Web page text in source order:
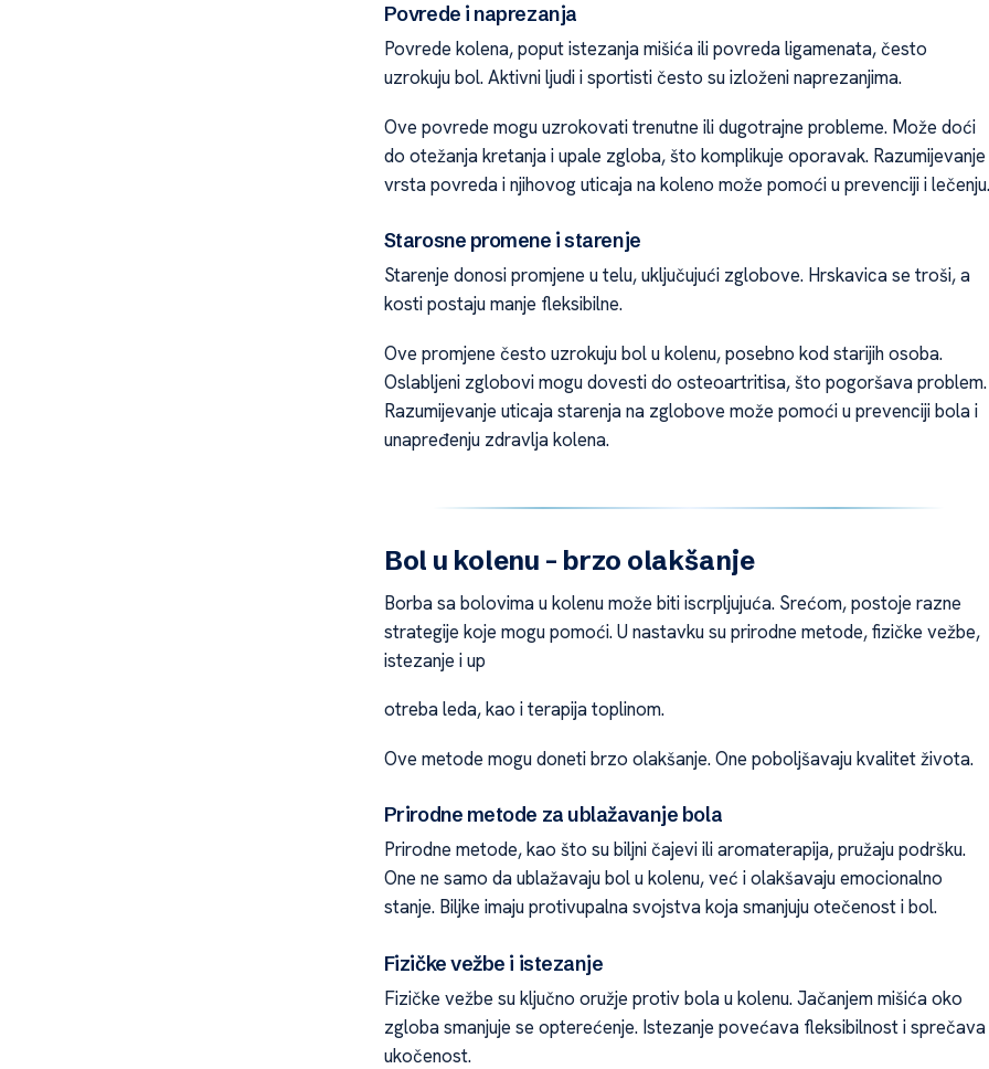
Povrede i naprezanja
Povrede kolena, poput istezanja mišića ili povreda ligamenata, često
uzrokuju bol. Aktivni ljudi i sportisti često su izloženi naprezanjima.
Ove povrede mogu uzrokovati trenutne ili dugotrajne probleme. Može doći
do otežanja kretanja i upale zgloba, što komplikuje oporavak. Razumijevanje
vrsta povreda i njihovog uticaja na koleno može pomoći u prevenciji i lečenju.
Starosne promene i starenje
Starenje donosi promjene u telu, uključujući zglobove. Hrskavica se troši, a
kosti postaju manje fleksibilne.
Ove promjene često uzrokuju bol u kolenu, posebno kod starijih osoba.
Oslabljeni zglobovi mogu dovesti do osteoartritisa, što pogoršava problem.
Razumijevanje uticaja starenja na zglobove može pomoći u prevenciji bola i
unapređenju zdravlja kolena.
Bol u kolenu – brzo olakšanje
Borba sa bolovima u kolenu može biti iscrpljujuća. Srećom, postoje razne
strategije koje mogu pomoći. U nastavku su prirodne metode, fizičke vežbe,
istezanje i up
otreba leda, kao i terapija toplinom.
Ove metode mogu doneti brzo olakšanje. One poboljšavaju kvalitet života.
Prirodne metode za ublažavanje bola
Prirodne metode, kao što su biljni čajevi ili aromaterapija, pružaju podršku.
One ne samo da ublažavaju bol u kolenu, već i olakšavaju emocionalno
stanje. Biljke imaju protivupalna svojstva koja smanjuju otečenost i bol.
Fizičke vežbe i istezanje
Fizičke vežbe su ključno oružje protiv bola u kolenu. Jačanjem mišića oko
zgloba smanjuje se opterećenje. Istezanje povećava fleksibilnost i sprečava
ukočenost.